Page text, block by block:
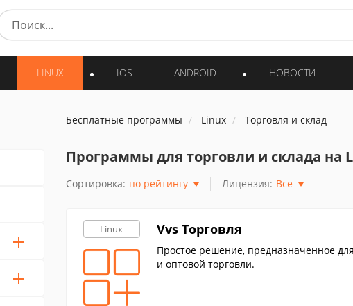
LINUX IOS ANDROID НОВОСТИ
Бесплатные программы Linux Торговля и склад
Программы для торговли и склада на
Сортировка: по рейтингу Лицензия: Все
Linux Vvs Торговля
Простое решение, предназначенное
и оптовой торговли.